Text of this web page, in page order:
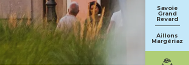
Savoie
Grand
Revard
Aillons
Margériaz